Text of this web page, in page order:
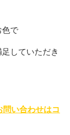
色で
していただき
い合わせはコ